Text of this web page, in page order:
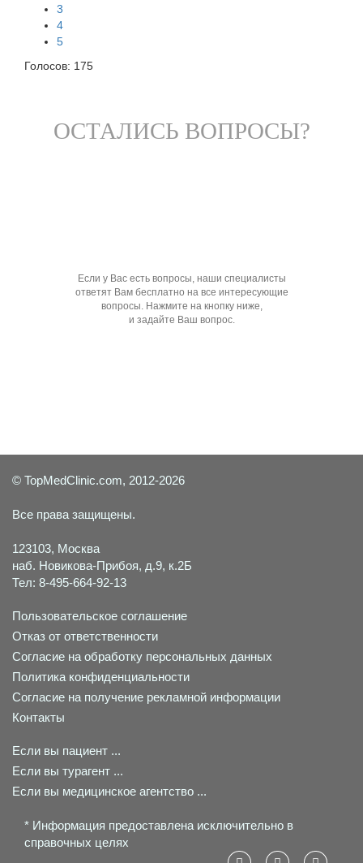
3
4
5
Голосов: 175
ОСТАЛИСЬ ВОПРОСЫ?
Если у Вас есть вопросы, наши специалисты
ответят Вам бесплатно на все интересующие
вопросы. Нажмите на кнопку ниже,
и задайте Ваш вопрос.
© TopMedClinic.com, 2012-2026
Все права защищены.
123103, Москва
наб. Новикова-Прибоя, д.9, к.2Б
Тел: 8-495-664-92-13
Пользовательское соглашение
Отказ от ответственности
Согласие на обработку персональных данных
Политика конфиденциальности
Согласие на получение рекламной информации
Контакты
Если вы пациент ...
Если вы турагент ...
Если вы медицинское агентство ...
* Информация предоставлена исключительно в
справочных целях